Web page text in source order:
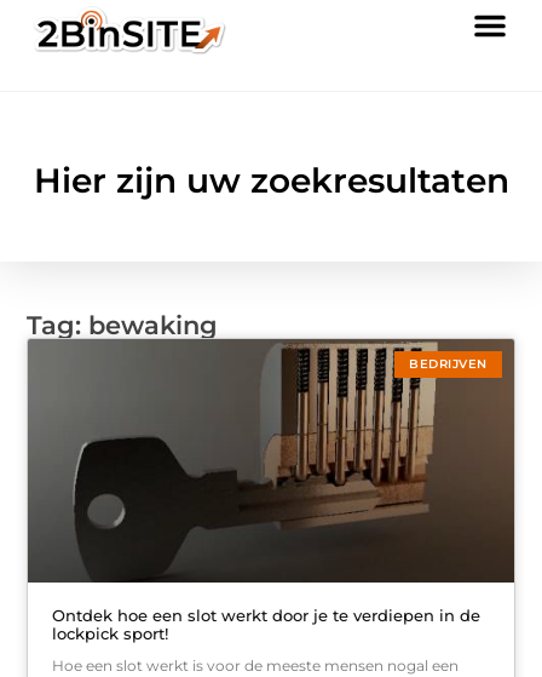
Hier zijn uw zoekresultaten
Tag: bewaking
BEDRIJVEN
Ontdek hoe een slot werkt door je te verdiepen in de
lockpick sport!
Hoe een slot werkt is voor de meeste mensen nogal een